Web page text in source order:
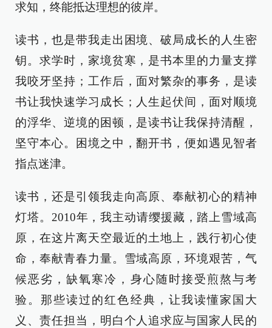
求知，终能抵达理想的彼岸。
读书，也是带我走出困境、破局成长的人生密
钥。求学时，家境贫寒，是书本里的力量支撑
我咬牙坚持；工作后，面对繁杂的事务，是读
书让我快速学习成长；人生起伏间，面对顺境
的浮华、逆境的困顿，是读书让我保持清醒，
坚守本心。困境之中，翻开书，便如遇见智者
指点迷津。
读书，还是引领我走向高原、奉献初心的精神
灯塔。2010年，我主动请缨援藏，踏上雪域高
原，在这片离天空最近的土地上，践行初心使
命，奉献青春力量。雪域高原，环境艰苦，气
候恶劣，缺氧寒冷，身心随时接受煎熬与考
验。那些读过的红色经典，让我读懂家国大
义、责任担当，明白个人追求应与国家人民的